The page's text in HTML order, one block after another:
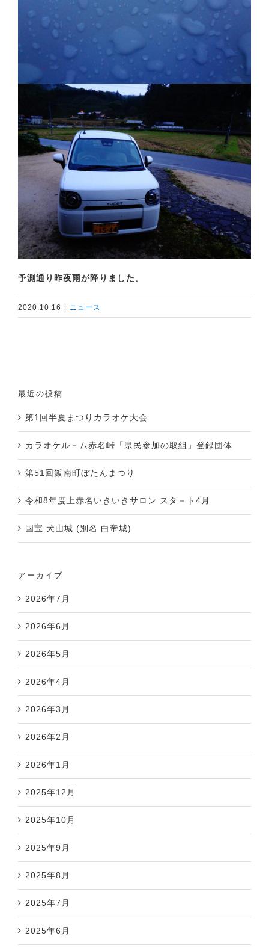
予測通り昨夜雨が降りました。
2020.10.16 ニュース
最近の投稿
第1回半夏まつりカラオケ大会
カラオケル－ム赤名峠「県民参加の取組」登録団体
第51回飯南町ぼたんまつり
令和8年度上赤名いきいきサロン スタ－ト4月
国宝 犬山城 (別名 白帝城)
アーカイブ
2026年7月
2026年6月
2026年5月
2026年4月
2026年3月
2026年2月
2026年1月
2025年12月
2025年10月
2025年9月
2025年8月
2025年7月
2025年6月